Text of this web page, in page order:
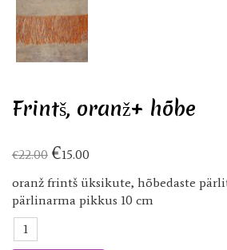
Frintš, oranž+ hõbe
€22.00 €15.00
oranž frintš üksikute, hõbedaste
pärlinarma pikkus 10 cm
Frintš,
oranž+